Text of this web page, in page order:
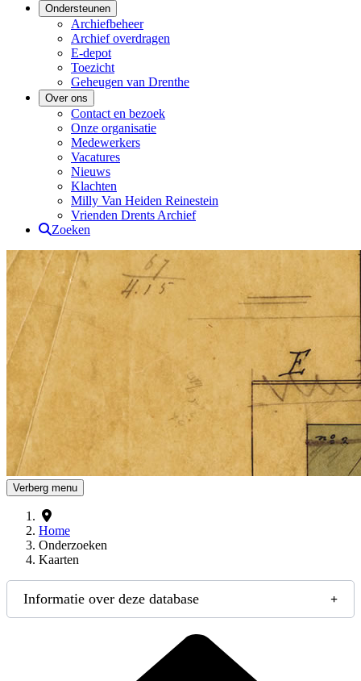
Ondersteunen
Archiefbeheer
Archief overdragen
E-depot
Toezicht
Geheugen van Drenthe
Over ons
Contact en bezoek
Onze organisatie
Medewerkers
Vacatures
Nieuws
Klachten
Milly Van Heiden Reinestein
Vrienden Drents Archief
Zoeken
Drents Archief
Verberg menu
Home
Onderzoeken
Kaarten
Informatie over deze database